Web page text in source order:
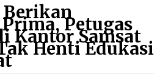
Pastikan
Maksimal
Sumbawa, Briptu
Petugas
Kantor Samsat
Henti Edukasi